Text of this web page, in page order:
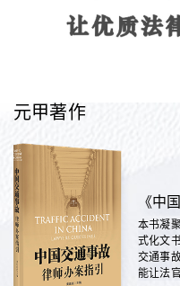
元甲著作
《中
本书凝
式化文
交通事
能让法